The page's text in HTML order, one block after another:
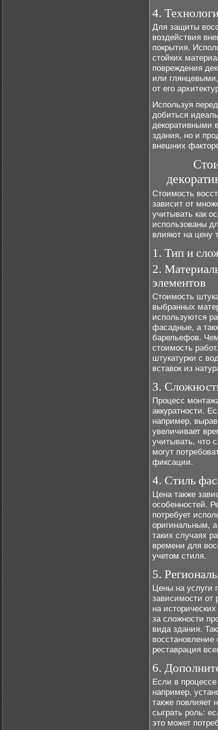
4.
Для защиты
воздействия
покрытия.
стойких
повреждения
или
от его
Используя
добиться
декоративными
здания, но и
внешних
Стоимость
зависит от
учитывать как
использованы
влияют на цену
1. Тип и
2.
элементов
Стоимость
выбранных
используются
фасадные, а
барельефов.
стоимость
штукатурки с
вставок из
3.
Процесс
аккуратности.
например,
увеличивает
учитывать, что
могут
фиксации.
4. Стиль
Цена также
особенностей.
потребует
оригинальным,
таких случаях
времени для
учетом стиля.
5.
Цены на услуги
зависимости от
на
за сложности
вида здания.
реставрация
6.
Если в
например,
также повлияет
сыграть роль:
это может